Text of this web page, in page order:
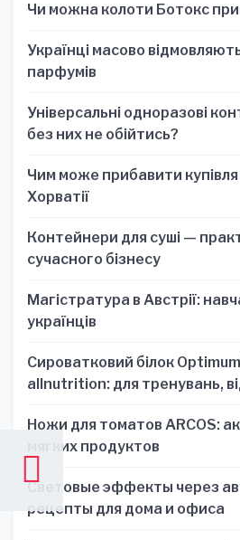
Чи можна колоти Ботокс при
Українці масово
парфумів
Універсальні одноразові
без них не обійтись?
Чим може прибавити купівля
Хорватії
Контейнери для суші —
сучасного бізнесу
Магістратура в Австрії:
українців
Сироватковий білок
allnutrition: для тренувань,
Ножи для томатов ARCOS:
мягких продуктов
Световые эффекты через
рецепты для дома и офиса